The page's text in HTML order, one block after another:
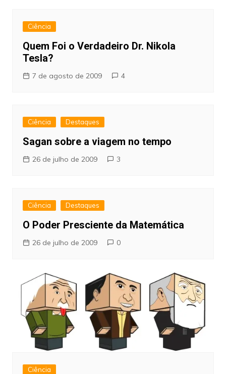
Ciência
Quem Foi o Verdadeiro Dr. Nikola
Tesla?
7 de agosto de 2009 4
Ciência Destaques
Sagan sobre a viagem no tempo
26 de julho de 2009 3
Ciência Destaques
O Poder Presciente da Matemática
26 de julho de 2009 0
Ciência